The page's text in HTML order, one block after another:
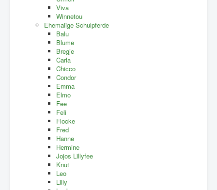
Viva
Winnetou
Ehemalige Schulpferde
Balu
Blume
Bregje
Carla
Chicco
Condor
Emma
Elmo
Fee
Feli
Flocke
Fred
Hanne
Hermine
Jojos Lillyfee
Knut
Leo
Lilly